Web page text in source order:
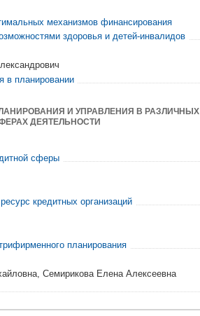
механизмов финансирования
здоровья и детей-инвалидов
в планировании
И УПРАВЛЕНИЯ В РАЗЛИЧНЫХ
ДЕЯТЕЛЬНОСТИ
сферы
кредитных организаций
планирования
Семирикова Елена Алексеевна